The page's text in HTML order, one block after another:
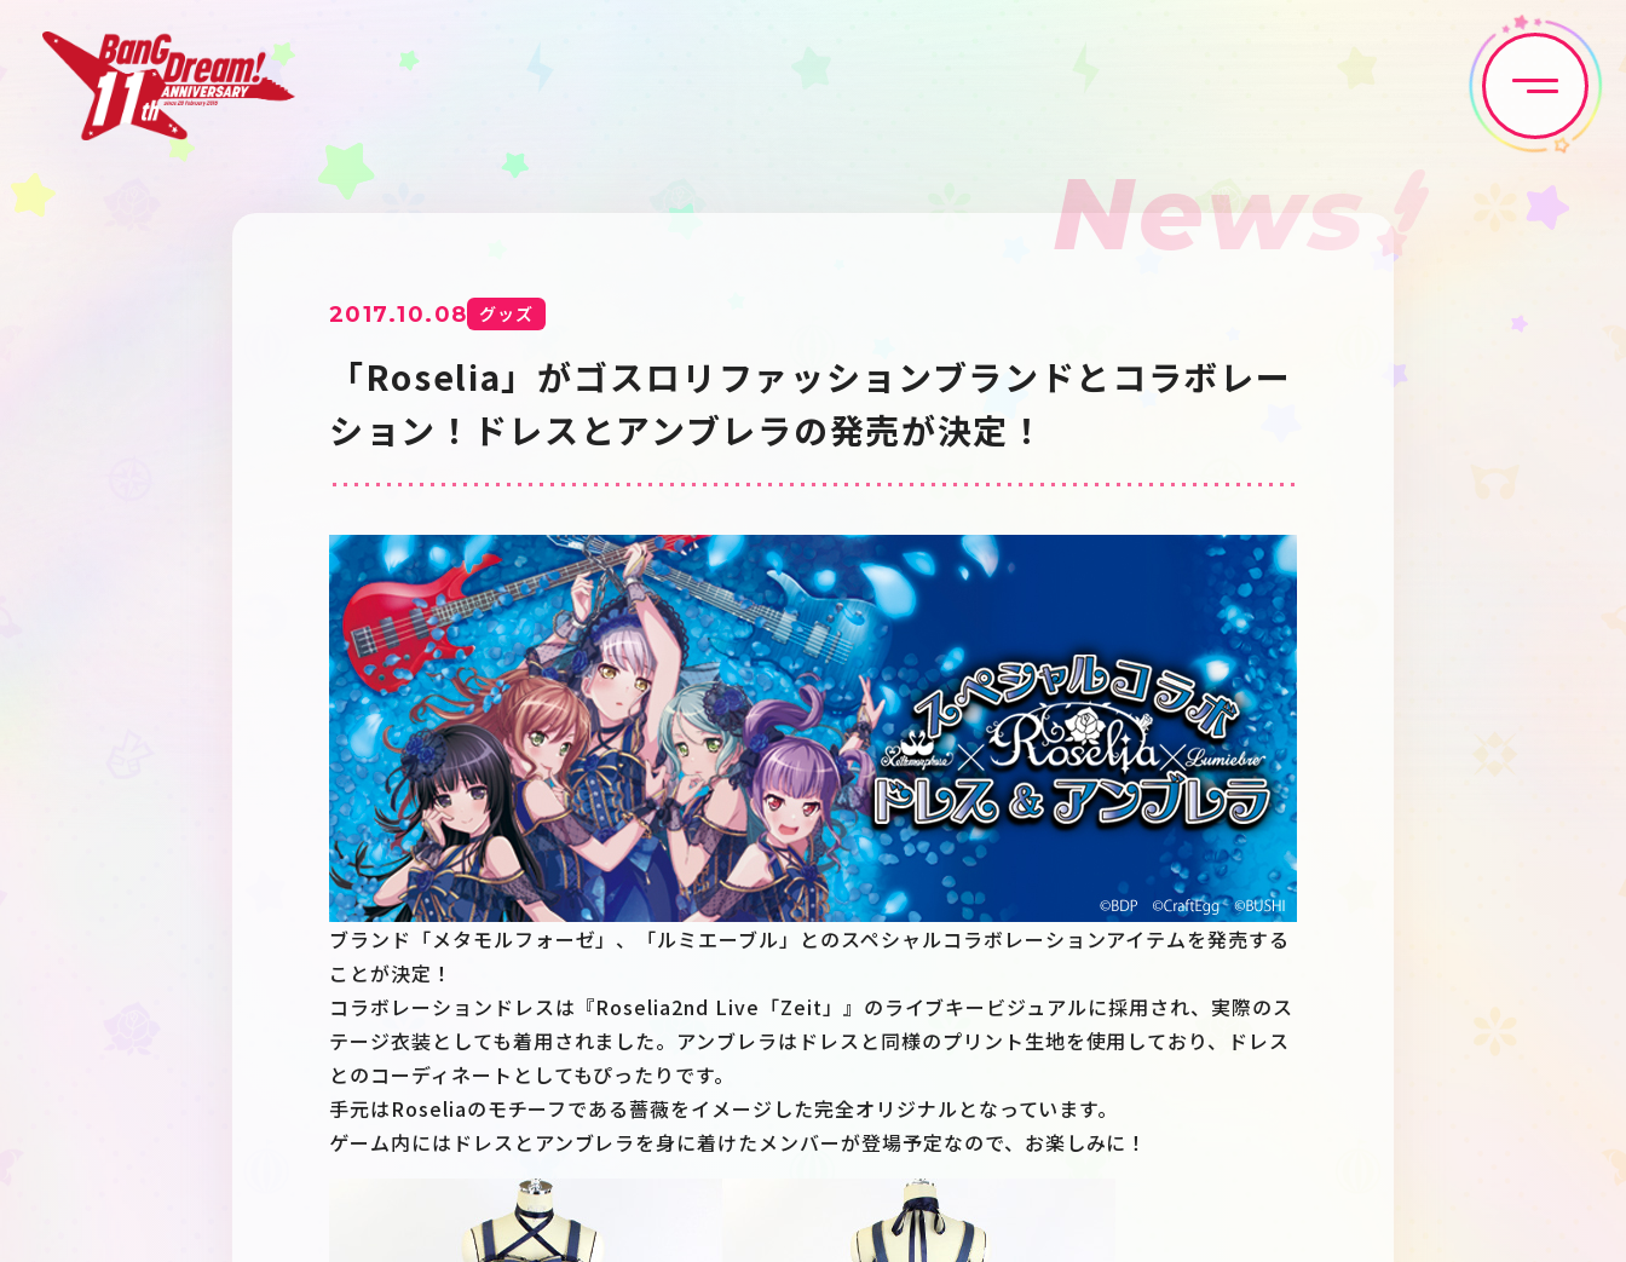
Home News
Artist Anime
Schedule
Goods
News
2017.10.08 グッズ
「Roselia」がゴスロリファッションブランドとコラボレー
ション！ドレスとアンブレラの発売が決定！
ブランド「メタモルフォーゼ」、「ルミエーブル」とのスペシャルコラボレーションアイテムを発売する
ことが決定！
コラボレーションドレスは『Roselia2nd Live「Zeit」』のライブキービジュアルに採用され、実際のス
テージ衣装としても着用されました。アンブレラはドレスと同様のプリント生地を使用しており、ドレス
とのコーディネートとしてもぴったりです。
手元はRoseliaのモチーフである薔薇をイメージした完全オリジナルとなっています。
ゲーム内にはドレスとアンブレラを身に着けたメンバーが登場予定なので、お楽しみに！